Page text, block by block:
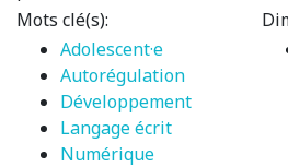
Mots clé(s):
Adolescent·e
Autorégulation
Développement
Langage écrit
Numérique